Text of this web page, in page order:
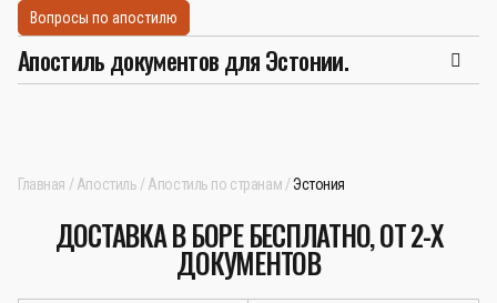
Вопросы по апостилю
Апостиль документов для Эстонии.
Главная Апостиль Апостиль по странам Эстония
ДОСТАВКА В БОРЕ БЕСПЛАТНО, ОТ 2-Х
ДОКУМЕНТОВ